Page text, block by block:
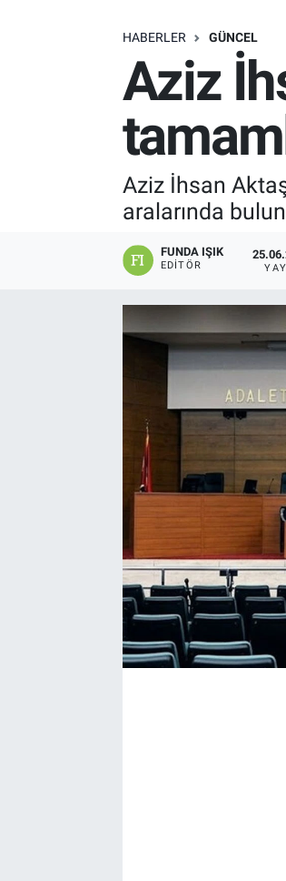
HABERLER GÜNCEL
Aziz
Aziz İhsan
aralarında
FUNDA IŞIK
EDITÖR
ÖZEL HABER
ASTROLOJİ
İletişim/Künye
Gözden Kaçmasın
İletişim (Künye)